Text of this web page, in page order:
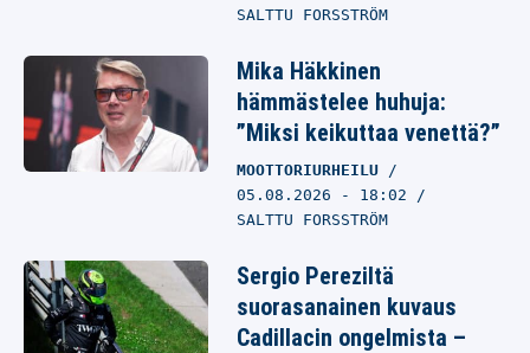
SALTTU FORSSTRÖM
Mika Häkkinen
hämmästelee huhuja:
”Miksi keikuttaa venettä?”
MOOTTORIURHEILU
05.08.2026 - 18:02
SALTTU FORSSTRÖM
Sergio Pereziltä
suorasanainen kuvaus
Cadillacin ongelmista –